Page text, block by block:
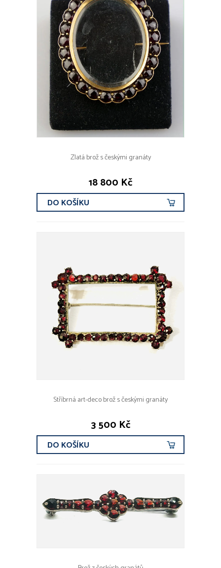
Zlatá brož s českými granáty
18 800 Kč
DO KOŠÍKU
Stříbrná art-deco brož s českými granáty
3 500 Kč
DO KOŠÍKU